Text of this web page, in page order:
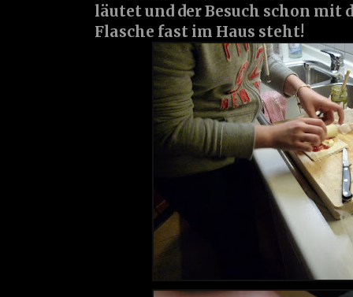
läutet und der Besuch schon mit
Flasche fast im Haus steht!